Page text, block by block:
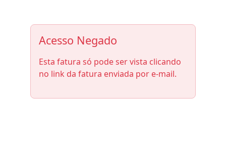
Acesso Negado
Esta fatura só pode ser vista clicando
no link da fatura enviada por e-mail.